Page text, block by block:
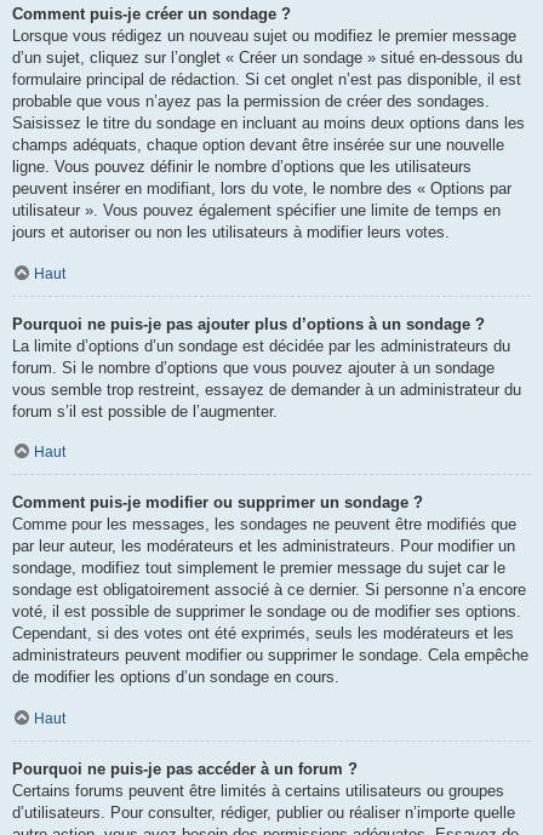
Comment puis-je créer un sondage ?
Lorsque vous rédigez un nouveau sujet ou modifiez le premier message
d’un sujet, cliquez sur l’onglet « Créer un sondage » situé en-dessous du
formulaire principal de rédaction. Si cet onglet n’est pas disponible, il est
probable que vous n’ayez pas la permission de créer des sondages.
Saisissez le titre du sondage en incluant au moins deux options dans les
champs adéquats, chaque option devant être insérée sur une nouvelle
ligne. Vous pouvez définir le nombre d’options que les utilisateurs
peuvent insérer en modifiant, lors du vote, le nombre des « Options par
utilisateur ». Vous pouvez également spécifier une limite de temps en
jours et autoriser ou non les utilisateurs à modifier leurs votes.
Haut
Pourquoi ne puis-je pas ajouter plus d’options à un sondage ?
La limite d’options d’un sondage est décidée par les administrateurs du
forum. Si le nombre d’options que vous pouvez ajouter à un sondage
vous semble trop restreint, essayez de demander à un administrateur du
forum s’il est possible de l’augmenter.
Haut
Comment puis-je modifier ou supprimer un sondage ?
Comme pour les messages, les sondages ne peuvent être modifiés que
par leur auteur, les modérateurs et les administrateurs. Pour modifier un
sondage, modifiez tout simplement le premier message du sujet car le
sondage est obligatoirement associé à ce dernier. Si personne n’a encore
voté, il est possible de supprimer le sondage ou de modifier ses options.
Cependant, si des votes ont été exprimés, seuls les modérateurs et les
administrateurs peuvent modifier ou supprimer le sondage. Cela empêche
de modifier les options d’un sondage en cours.
Haut
Pourquoi ne puis-je pas accéder à un forum ?
Certains forums peuvent être limités à certains utilisateurs ou groupes
d’utilisateurs. Pour consulter, rédiger, publier ou réaliser n’importe quelle